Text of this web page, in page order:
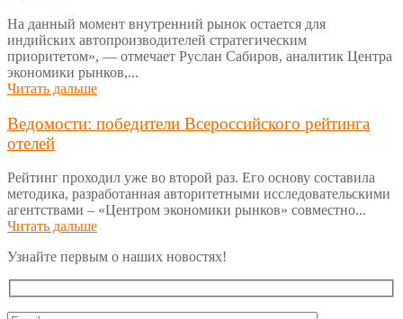
На данный момент внутренний рынок остается для
индийских автопроизводителей стратегическим
приоритетом», — отмечает Руслан Сабиров, аналитик Центра
экономики рынков,...
Читать дальше
Ведомости: победители Всероссийского рейтинга
отелей
Рейтинг проходил уже во второй раз. Его основу составила
методика, разработанная авторитетными исследовательскими
агентствами – «Центром экономики рынков» совместно...
Читать дальше
Узнайте первым о наших новостях!